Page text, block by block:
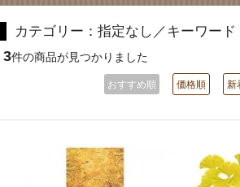
カテゴリー：指定なし／キーワード
3件の商品が見つかりました
おすすめ順 価格順 新